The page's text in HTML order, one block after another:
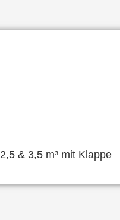
2,5 & 3,5 m³ mit Klappe